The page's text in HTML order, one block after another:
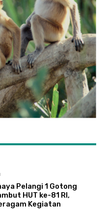
Pelangi 1 Gotong
HUT ke-81 RI,
Kegiatan